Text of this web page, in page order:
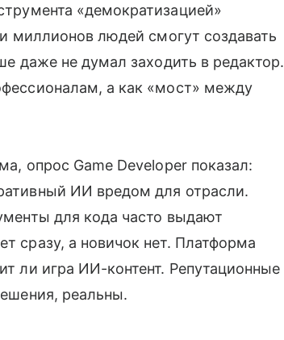
«демократизацией»
миллионов людей смогут создавать
даже не думал заходить в редактор.
а как «мост» между
опрос Game Developer показал:
ИИ вредом для отрасли.
для кода часто выдают
сразу, а новичок нет. Платформа
ли игра ИИ-контент. Репутационные
реальны.